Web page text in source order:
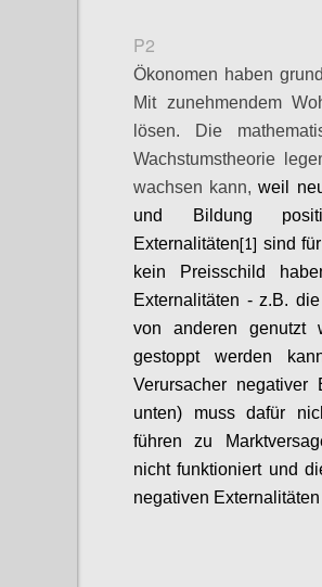
P2
Ökonomen haben
Mit zunehmendem
lösen. Die
Wachstumstheorie
wachsen kann, weil
und Bildung
Externalitäten[1] sind
kein Preisschild
Externalitäten - z.B.
von anderen genutzt
gestoppt werden
Verursacher negativer
unten) muss dafür
führen zu
nicht funktioniert und
negativen